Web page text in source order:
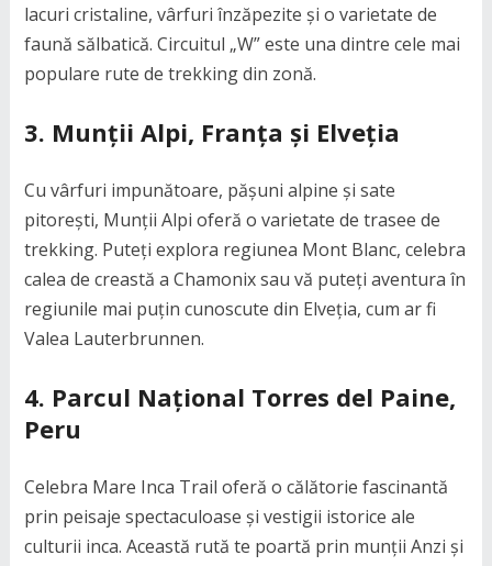
lacuri cristaline, vârfuri înzăpezite și o varietate de
faună sălbatică. Circuitul „W” este una dintre cele mai
populare rute de trekking din zonă.
3. Munții Alpi, Franța și Elveția
Cu vârfuri impunătoare, pășuni alpine și sate
pitorești, Munții Alpi oferă o varietate de trasee de
trekking. Puteți explora regiunea Mont Blanc, celebra
calea de creastă a Chamonix sau vă puteți aventura în
regiunile mai puțin cunoscute din Elveția, cum ar fi
Valea Lauterbrunnen.
4. Parcul Național Torres del Paine,
Peru
Celebra Mare Inca Trail oferă o călătorie fascinantă
prin peisaje spectaculoase și vestigii istorice ale
culturii inca. Această rută te poartă prin munții Anzi și